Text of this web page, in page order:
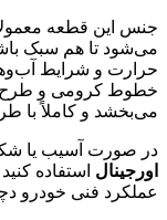
جنس این قطعه
می‌شود تا هم سبک
حرارت و شرایط
خطوط کرومی و طرح
می‌بخشد و کاملاً با
در صورت آسیب یا
اورجینال استفاده
عملکرد فنی خودرو